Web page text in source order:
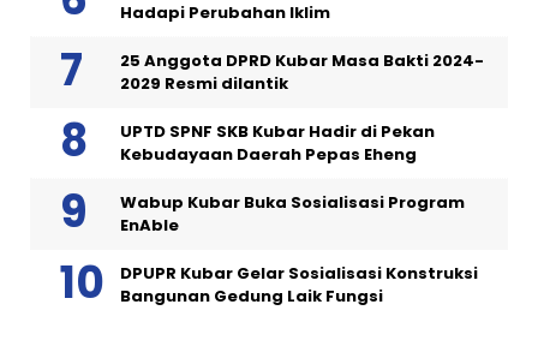
Hadapi Perubahan Iklim
25 Anggota DPRD Kubar Masa Bakti 2024-
2029 Resmi dilantik
UPTD SPNF SKB Kubar Hadir di Pekan
Kebudayaan Daerah Pepas Eheng
Wabup Kubar Buka Sosialisasi Program
EnAble
DPUPR Kubar Gelar Sosialisasi Konstruksi
Bangunan Gedung Laik Fungsi